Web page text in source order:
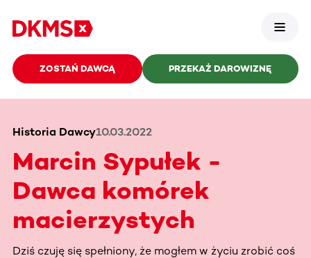
ZOSTAŃ DAWCĄ PRZEKAŻ DAROWIZNĘ
Historia Dawcy10.03.2022
Marcin Sypułek -
Dawca komórek
macierzystych
Dziś czuję się spełniony, że mogłem w życiu zrobić coś